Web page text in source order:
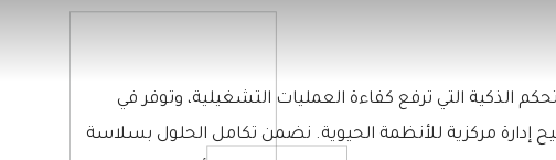
الذكية التي ترفع كفاءة العمليات التشغيلية، وتوفر في
إدارة مركزية للأنظمة الحيوية. نضمن تكامل الحلول بسلاسة